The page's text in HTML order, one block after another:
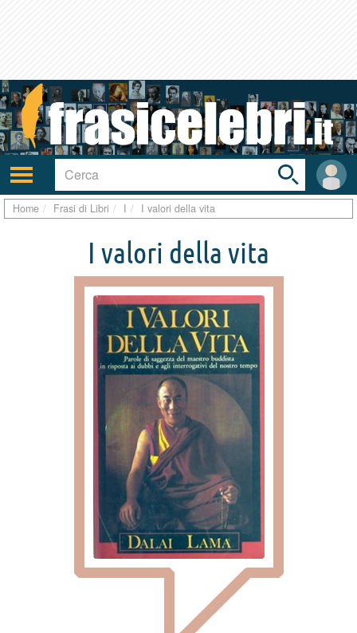
Attiva/disattiva
navigazione
User
area
Toggle
search
bar
Home Frasi di Libri I I valori della vita
I valori della vita